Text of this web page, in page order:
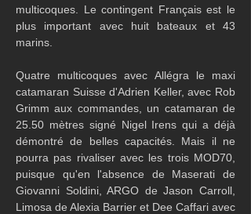
multicoques. Le contingent Français est le
plus important avec huit bateaux et 43
marins.
Quatre multicoques avec Allégra le maxi
catamaran Suisse d'Adrien Keller, avec Rob
Grimm aux commandes, un catamaran de
25.50 mètres signé Nigel Irens qui a déjà
démontré de belles capacités. Mais il ne
pourra pas rivaliser avec les trois MOD70,
puisque qu'en l'absence de Maserati de
Giovanni Soldini, ARGO de Jason Carroll,
Limosa de Alexia Barrier et Dee Caffari avec